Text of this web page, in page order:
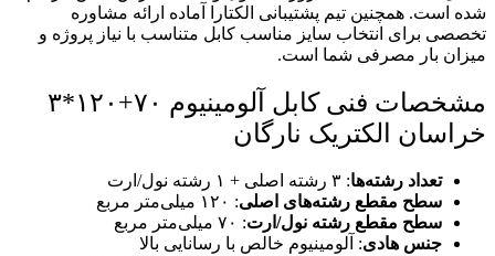
شده است. همچنین تیم پشتیبانی الکتارا آماده ارائه مشاوره
تخصصی برای انتخاب سایز مناسب کابل متناسب با نیاز پروژه و
میزان بار مصرفی شما است.
مشخصات فنی کابل آلومینیوم ۷۰+۱۲۰*۳
خراسان الکتریک نارگان
تعداد رشته‌ها: ۳ رشته اصلی + ۱ رشته نول/ارت
سطح مقطع رشته‌های اصلی: ۱۲۰ میلی‌متر مربع
سطح مقطع رشته نول/ارت: ۷۰ میلی‌متر مربع
جنس هادی: آلومینیوم خالص با رسانایی بالا